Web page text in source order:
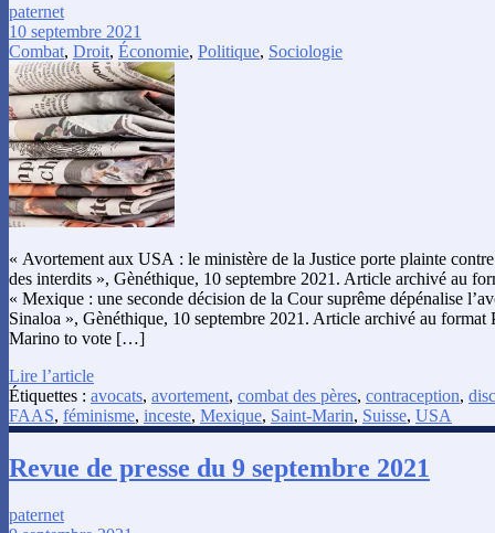
paternet
10 septembre 2021
Combat, Droit, Économie, Politique, Sociologie
« Avortement aux USA : le ministère de la Justice porte plainte
des interdits », Gènéthique, 10 septembre 2021. Article archivé au
« Mexique : une seconde décision de la Cour suprême dépénalise
Sinaloa », Gènéthique, 10 septembre 2021. Article archivé au
Marino to vote […]
Lire l’article
Étiquettes : avocats, avortement, combat des pères, contraception,
FAAS, féminisme, inceste, Mexique, Saint-Marin, Suisse, USA
Revue de presse du 9 septembre 2021
paternet